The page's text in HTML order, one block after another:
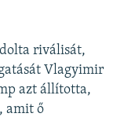
riválisát,
Vlagyimir
azt állította,
amit ő